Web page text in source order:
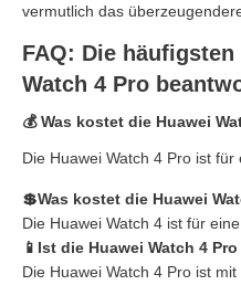
vermutlich das
FAQ: Die
Watch 4 Pro
💰 Was kostet die Huawei
Die Huawei Watch 4 Pro ist
💲Was kostet die Huawei
Die Huawei Watch 4 ist für
📱Ist die Huawei Watch 4
Die Huawei Watch 4 Pro ist